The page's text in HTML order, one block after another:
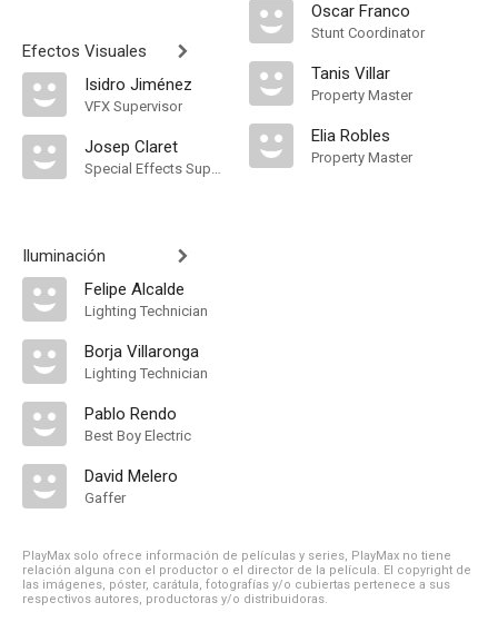
Efectos Visuales
Isidro Jiménez
VFX Supervisor
Josep Claret
Special Effects Supervisor
Iluminación
Felipe Alcalde
Lighting Technician
Borja Villaronga
Lighting Technician
Pablo Rendo
Best Boy Electric
David Melero
Gaffer
Oscar Franco
Stunt Coordinator
Tanis Villar
Property Master
Elia Robles
Property Master
PlayMax solo ofrece información de películas y series, PlayMax no tiene
relación alguna con el productor o el director de la película. El copyright de
las imágenes, póster, carátula, fotografías y/o cubiertas pertenece a sus
respectivos autores, productoras y/o distribuidoras.